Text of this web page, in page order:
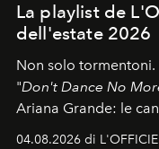
La playlist de
dell'estate 2026
Non solo tormentoni.
"Don't Dance No
Ariana Grande: le
colonna sonora della
04.08.2026 di